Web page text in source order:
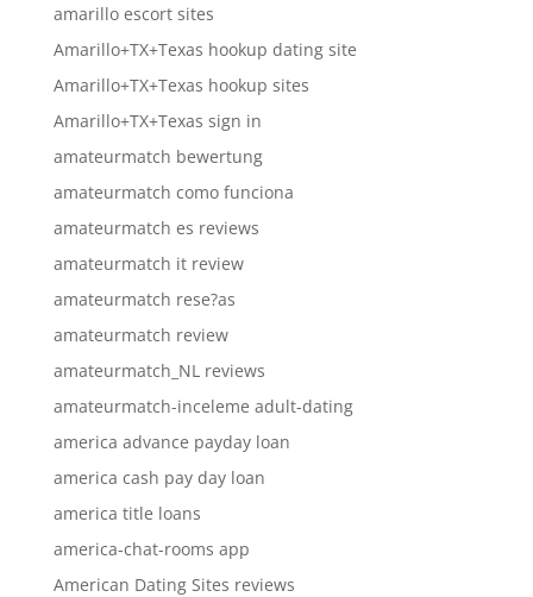
amarillo escort sites
Amarillo+TX+Texas hookup dating site
Amarillo+TX+Texas hookup sites
Amarillo+TX+Texas sign in
amateurmatch bewertung
amateurmatch como funciona
amateurmatch es reviews
amateurmatch it review
amateurmatch rese?as
amateurmatch review
amateurmatch_NL reviews
amateurmatch-inceleme adult-dating
america advance payday loan
america cash pay day loan
america title loans
america-chat-rooms app
American Dating Sites reviews